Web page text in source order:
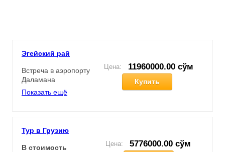
Эгейский рай
Встреча в аэропорту
Даламана
Трансфер в отель
Свободное время
Показать ещё
Цена: 11960000.00 сўм
Купить
Тур в Грузию
В стоимость
Цена: 5776000.00 сўм